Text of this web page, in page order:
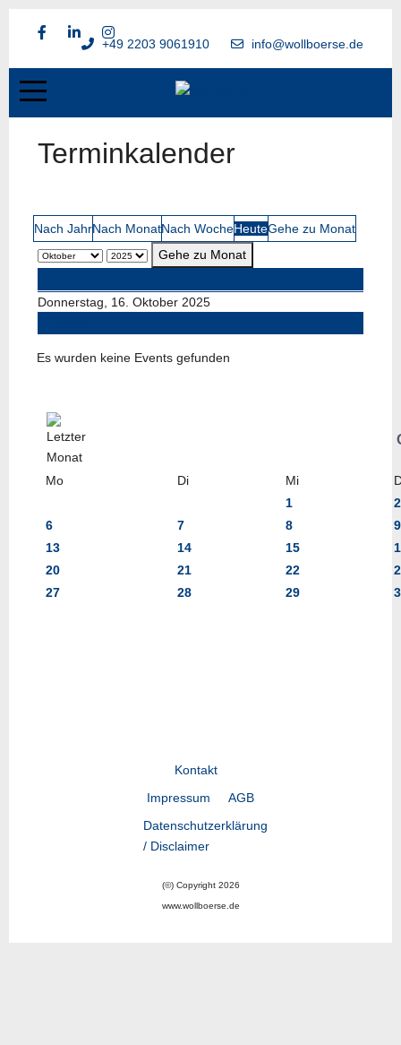
+49 2203 9061910 info@wollboerse.de
Terminkalender
Nach JahrNach MonatNach WocheHeuteGehe zu Monat
Gehe zu Monat
Donnerstag, 16. Oktober 2025
Es wurden keine Events gefunden
Mo Di Mi
1
2
6
7 8
9
13
14 15
20
21 22
27
28 29
Kontakt
Impressum
AGB
Datenschutzerklärung
/ Disclaimer
(©) Copyright 2026
www.wollboerse.de